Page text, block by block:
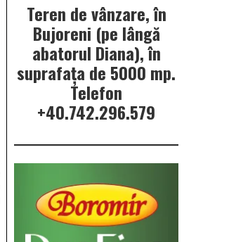
Teren de vânzare, în
Bujoreni (pe lângă
abatorul Diana), în
suprafața de 5000 mp.
Telefon
+40.742.296.579